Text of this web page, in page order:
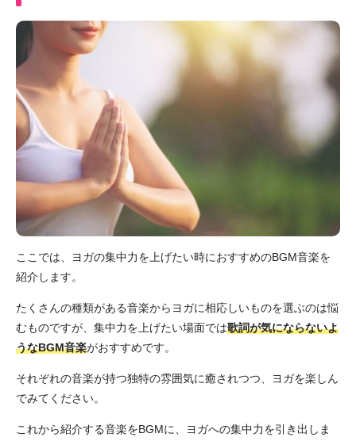
ここでは、ヨガの集中力を上げたい時におすすめのBGM音楽を
紹介します。
たくさんの種類がある音楽からヨガに相応しいものを選ぶのは悩
むものですが、集中力を上げたい場面では歌詞が気にならないよ
うなBGM音楽がおすすめです。
それぞれの音楽が持つ独特の雰囲気に癒されつつ、ヨガを楽しん
でみてください。
これから紹介する音楽をBGMに、ヨガへの集中力を引き出しま